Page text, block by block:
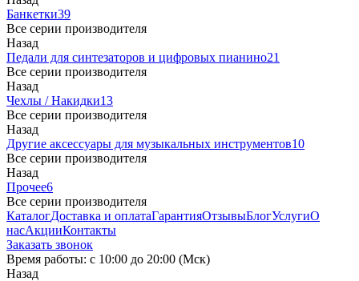
Банкетки39
Все серии производителя
Назад
Педали для синтезаторов и цифровых пианино21
Все серии производителя
Назад
Чехлы / Накидки13
Все серии производителя
Назад
Другие аксессуары для музыкальных инструментов10
Все серии производителя
Назад
Прочее6
Все серии производителя
КаталогДоставка и оплатаГарантияОтзывыБлогУслугиО
насАкцииКонтакты
Заказать звонок
Время работы: с 10:00 до 20:00 (Мск)
Назад